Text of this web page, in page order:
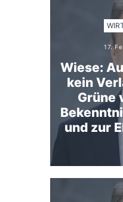
17.
Wiese:
kein
Grüne
und zur